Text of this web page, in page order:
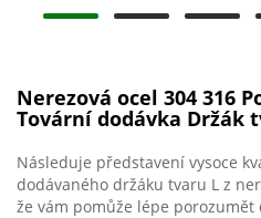
Nerezová ocel 304 316
Tovární dodávka Držák
Následuje představení vysoce
dodávaného držáku tvaru L z
že vám pomůže lépe